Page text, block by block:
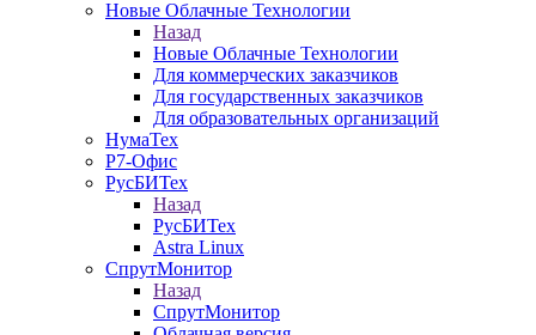
Новые Облачные Технологии
Назад
Новые Облачные Технологии
Для коммерческих заказчиков
Для государственных заказчиков
Для образовательных организаций
НумаТех
Р7-Офис
РусБИТех
Назад
РусБИТех
Astra Linux
СпрутМонитор
Назад
СпрутМонитор